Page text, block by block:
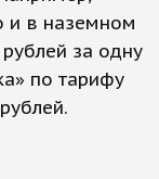
и в наземном
за одну
по тарифу